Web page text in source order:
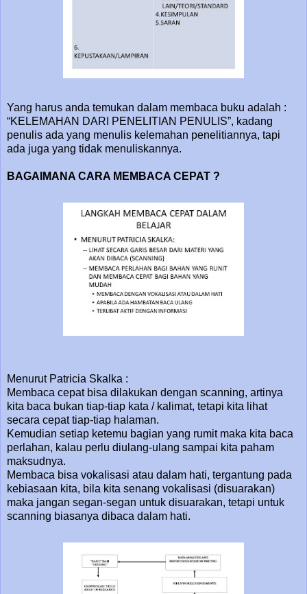
Yang harus anda temukan dalam membaca buku adalah :
“KELEMAHAN DARI PENELITIAN PENULIS”, kadang
penulis ada yang menulis kelemahan penelitiannya, tapi
ada juga yang tidak menuliskannya.
BAGAIMANA CARA MEMBACA CEPAT ?
Menurut Patricia Skalka :
Membaca cepat bisa dilakukan dengan scanning, artinya
kita baca bukan tiap-tiap kata / kalimat, tetapi kita lihat
secara cepat tiap-tiap halaman.
Kemudian setiap ketemu bagian yang rumit maka kita baca
perlahan, kalau perlu diulang-ulang sampai kita paham
maksudnya.
Membaca bisa vokalisasi atau dalam hati, tergantung pada
kebiasaan kita, bila kita senang vokalisasi (disuarakan)
maka jangan segan-segan untuk disuarakan, tetapi untuk
scanning biasanya dibaca dalam hati.